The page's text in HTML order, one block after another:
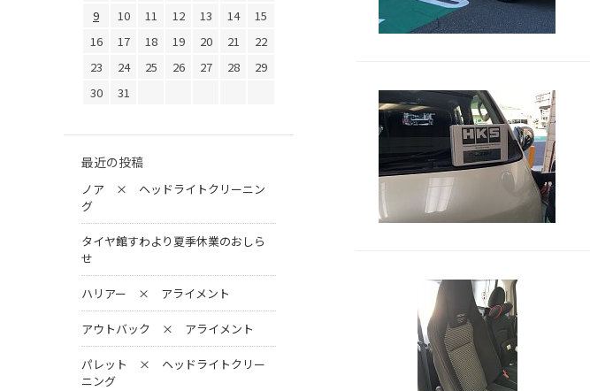
9
10 11 12 13 14
15
16
17 18 19 20 21
22
23
24 25 26 27 28
29
30
31
最近の投稿
ノア × ヘッドライトクリーニン
グ
タイヤ館すわより夏季休業のおしら
せ
ハリアー × アライメント
アウトバック × アライメント
パレット × ヘッドライトクリー
ニング